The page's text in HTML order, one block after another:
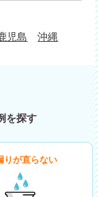
児島 沖縄
を探す
りが直らない